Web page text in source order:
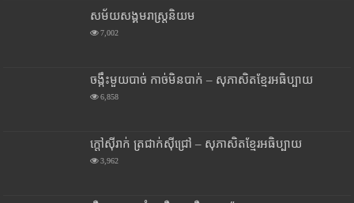
សម័យសង្គមរាស្រ្តនិយម
7,002
ចង្កឹះមួយបាច់ កាច់មិនបាក់ – សុភាសិតខ្មែរអធិប្បាយ
6,858
ក្តៅស៊ីរាក់ ត្រជាក់ស៊ីជ្រៅ – សុភាសិតខ្មែរអធិប្បាយ
3,962